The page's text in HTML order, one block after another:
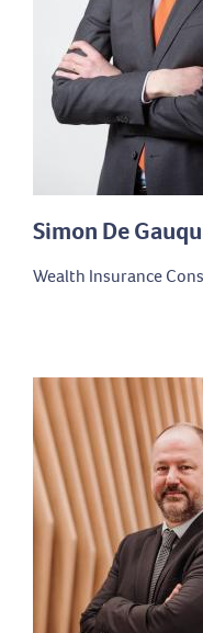
Simon De
Wealth Insurance